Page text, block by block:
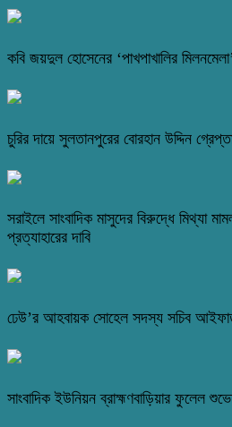
কবি জয়দুল হোসেনের ‘পাখপাখালির
চুরির দায়ে সুলতানপুরের বোরহান উদ্দিন
সরাইলে সাংবাদিক মাসুদের বিরুদ্ধে মিথ্যা
প্রত্যাহারের দাবি
ঢেউ’র আহবায়ক সোহেল সদস্য সচিব
সাংবাদিক ইউনিয়ন ব্রাহ্মণবাড়িয়ার ফুলেল